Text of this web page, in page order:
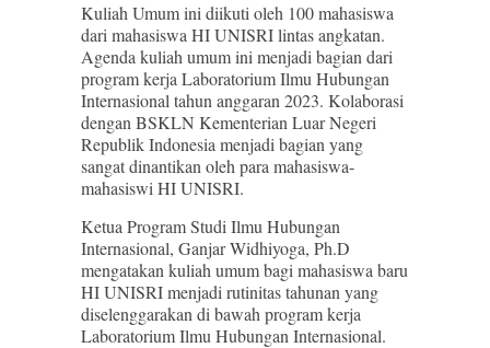
Kuliah Umum ini diikuti oleh 100 mahasiswa
dari mahasiswa HI UNISRI lintas angkatan.
Agenda kuliah umum ini menjadi bagian dari
program kerja Laboratorium Ilmu Hubungan
Internasional tahun anggaran 2023. Kolaborasi
dengan BSKLN Kementerian Luar Negeri
Republik Indonesia menjadi bagian yang
sangat dinantikan oleh para mahasiswa-
mahasiswi HI UNISRI.
Ketua Program Studi Ilmu Hubungan
Internasional, Ganjar Widhiyoga, Ph.D
mengatakan kuliah umum bagi mahasiswa baru
HI UNISRI menjadi rutinitas tahunan yang
diselenggarakan di bawah program kerja
Laboratorium Ilmu Hubungan Internasional.